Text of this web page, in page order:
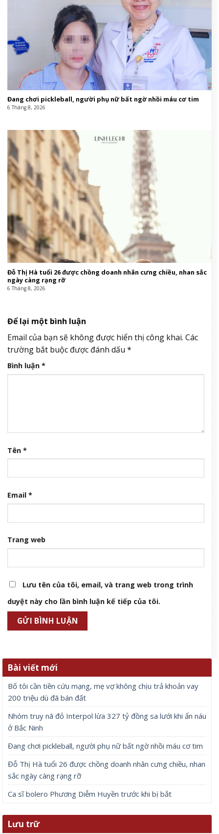
Đang chơi pickleball, người phụ nữ bất ngờ nhồi máu cơ tim
6 Tháng 8, 2026
Đỗ Thị Hà tuổi 26 được chồng doanh nhân cưng chiều, nhan sắc
ngày càng rạng rỡ
6 Tháng 8, 2026
Để lại một bình luận
Email của bạn sẽ không được hiển thị công khai. Các
trường bắt buộc được đánh dấu *
Bình luận *
Tên *
Email *
Trang web
Lưu tên của tôi, email, và trang web trong trình
duyệt này cho lần bình luận kế tiếp của tôi.
Bài viết mới
Bố tôi cần tiền cứu mạng, mẹ vợ không chịu trả khoản vay
200 triệu dù đã bán đất
Nhóm truy nã đỏ Interpol lừa 327 tỷ đồng sa lưới khi ẩn náu
ở Bắc Ninh
Đang chơi pickleball, người phụ nữ bất ngờ nhồi máu cơ tim
Đỗ Thị Hà tuổi 26 được chồng doanh nhân cưng chiều, nhan
sắc ngày càng rạng rỡ
Ca sĩ bolero Phương Diễm Huyền trước khi bị bắt
Lưu trữ